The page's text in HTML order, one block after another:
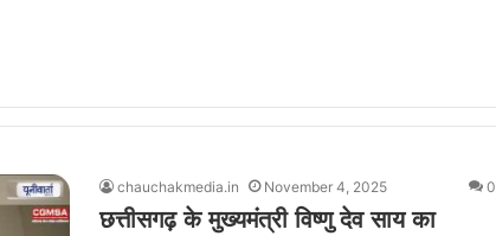
chauchakmedia.in November 4, 2025 0
छत्तीसगढ़ के मुख्यमंत्री विष्णु देव साय का